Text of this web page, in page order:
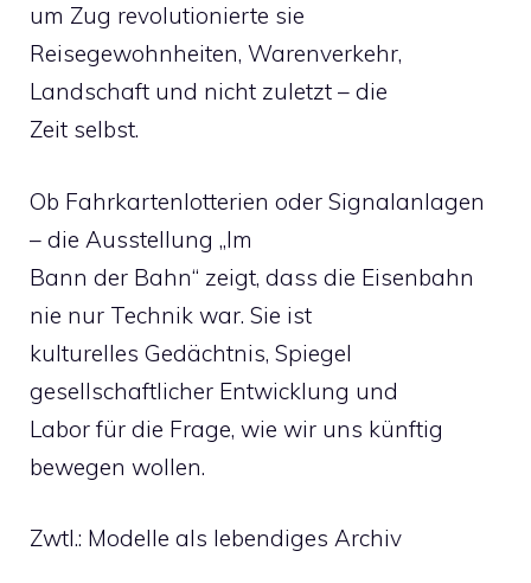
um Zug revolutionierte sie
Reisegewohnheiten, Warenverkehr,
Landschaft und nicht zuletzt – die
Zeit selbst.
Ob Fahrkartenlotterien oder Signalanlagen
– die Ausstellung „Im
Bann der Bahn“ zeigt, dass die Eisenbahn
nie nur Technik war. Sie ist
kulturelles Gedächtnis, Spiegel
gesellschaftlicher Entwicklung und
Labor für die Frage, wie wir uns künftig
bewegen wollen.
Zwtl.: Modelle als lebendiges Archiv